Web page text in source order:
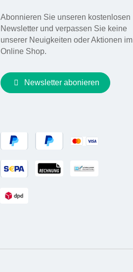
Abonnieren Sie unseren kostenlosen
Newsletter und verpassen Sie keine
unserer Neuigkeiten oder Aktionen im
Online Shop.
Newsletter abonieren